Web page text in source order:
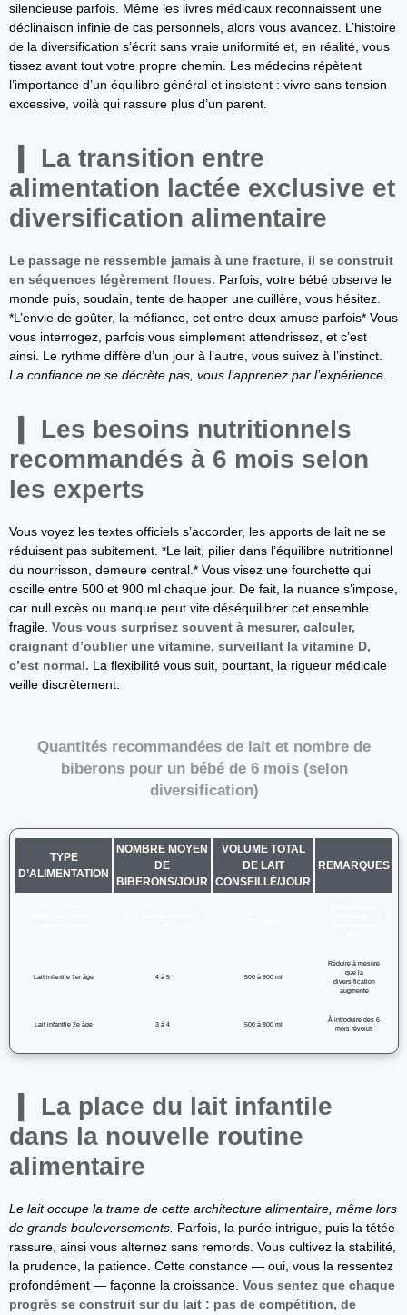
silencieuse parfois. Même les livres médicaux reconnaissent une
déclinaison infinie de cas personnels, alors vous avancez. L’histoire
de la diversification s’écrit sans vraie uniformité et, en réalité, vous
tissez avant tout votre propre chemin. Les médecins répètent
l’importance d’un équilibre général et insistent : vivre sans tension
excessive, voilà qui rassure plus d’un parent.
La transition entre
alimentation lactée exclusive et
diversification alimentaire
Le passage ne ressemble jamais à une fracture, il se construit
en séquences légèrement floues. Parfois, votre bébé observe le
monde puis, soudain, tente de happer une cuillère, vous hésitez.
*L’envie de goûter, la méfiance, cet entre-deux amuse parfois* Vous
vous interrogez, parfois vous simplement attendrissez, et c’est
ainsi. Le rythme diffère d’un jour à l’autre, vous suivez à l’instinct.
La confiance ne se décrète pas, vous l’apprenez par l’expérience
Les besoins nutritionnels
recommandés à 6 mois selon
les experts
Vous voyez les textes officiels s’accorder, les apports de lait ne se
réduisent pas subitement. *Le lait, pilier dans l’équilibre nutritionnel
du nourrisson, demeure central.* Vous visez une fourchette qui
oscille entre 500 et 900 ml chaque jour. De fait, la nuance s’impose,
car null excès ou manque peut vite déséquilibrer cet ensemble
fragile. Vous vous surprisez souvent à mesurer, calculer,
craignant d’oublier une vitamine, surveillant la vitamine D,
c’est normal. La flexibilité vous suit, pourtant, la rigueur médicale
veille discrètement.
Quantités recommandées de lait et nombre de
biberons pour un bébé de 6 mois (selon
diversification)
TYPE
D’ALIMENTATION
NOMBRE MOYEN
DE
BIBERONS/JOUR
VOLUME TOTAL
DE LAIT
CONSEILLÉ/JOUR
REMARQUES
Lait infantile 1er âge 4 à 5 500 à 900 ml
Réduire à mesure
que la
diversification
augmente
Lait infantile 2e âge 3 à 4 500 à 800 ml
À introduire dès 6
mois révolus
La place du lait infantile
dans la nouvelle routine
alimentaire
Le lait occupe la trame de cette architecture alimentaire, même lors
de grands bouleversements. Parfois, la purée intrigue, puis la tétée
rassure, ainsi vous alternez sans remords. Vous cultivez la stabilité,
la prudence, la patience. Cette constance — oui, vous la ressentez
profondément — façonne la croissance. Vous sentez que chaque
progrès se construit sur du lait : pas de compétition, de